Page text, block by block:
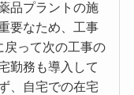
品プラントの施
要なため、工事
戻って次の工事の
勤務も導入して
、自宅での在宅